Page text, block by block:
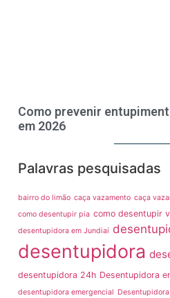
Como prevenir
em 2026
Palavras pesquisadas
bairro do limão caça vazamento caça
como desentupir pia como desentupir
desentupidora em Jundiaí
desentupidora
desentupidora 24h Desentupidora
desentupidora emergencial